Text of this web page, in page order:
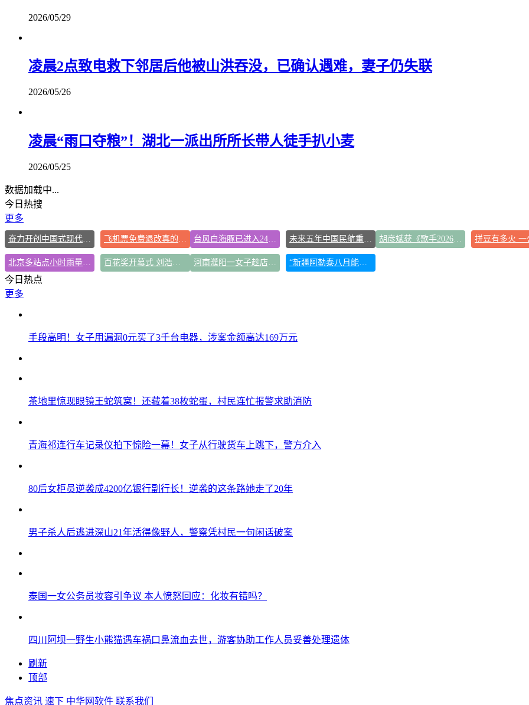
2026/05/29
凌晨2点致电救下邻居后他被山洪吞没，已确认遇难，妻子仍失联
2026/05/26
凌晨“雨口夺粮”！湖北一派出所所长带人徒手扒小麦
2026/05/25
数据加载中...
今日热搜
更多
奋力开创中国式现代化建设新局面 飞机票免费退改真的来了 台风白海豚已进入24小时警戒线 未来五年中国民航重磅规划出炉 胡彦斌获《歌手2026》歌王
北京多站点小时雨量下到全国第一 百花奖开幕式 刘浩存独舞 河南濮阳一女子趁店内无人拿走手机 “新疆阿勒泰八月能滑雪”不实
今日热点
更多
手段高明！女子用漏洞0元买了3千台电器，涉案金额高达169万元
茶地里惊现眼镜王蛇筑窝！还藏着38枚蛇蛋，村民连忙报警求助消防
青海祁连行车记录仪拍下惊险一幕！女子从行驶货车上跳下，警方介入
80后女柜员逆袭成4200亿银行副行长！逆袭的这条路她走了20年
男子杀人后逃进深山21年活得像野人，警察凭村民一句闲话破案
泰国一女公务员妆容引争议 本人愤怒回应：化妆有错吗？
四川阿坝一野生小熊猫遇车祸口鼻流血去世，游客协助工作人员妥善处理遗体
刷新
顶部
焦点资讯 速下 中华网软件 联系我们